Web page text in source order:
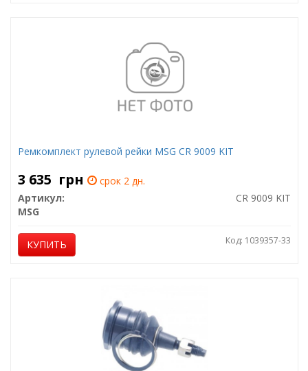
Ремкомплект рулевой рейки MSG CR 9009 KIT
3 635 грн
срок 2 дн.
Артикул:
CR 9009 KIT
MSG
КУПИТЬ Код: 1039357-33